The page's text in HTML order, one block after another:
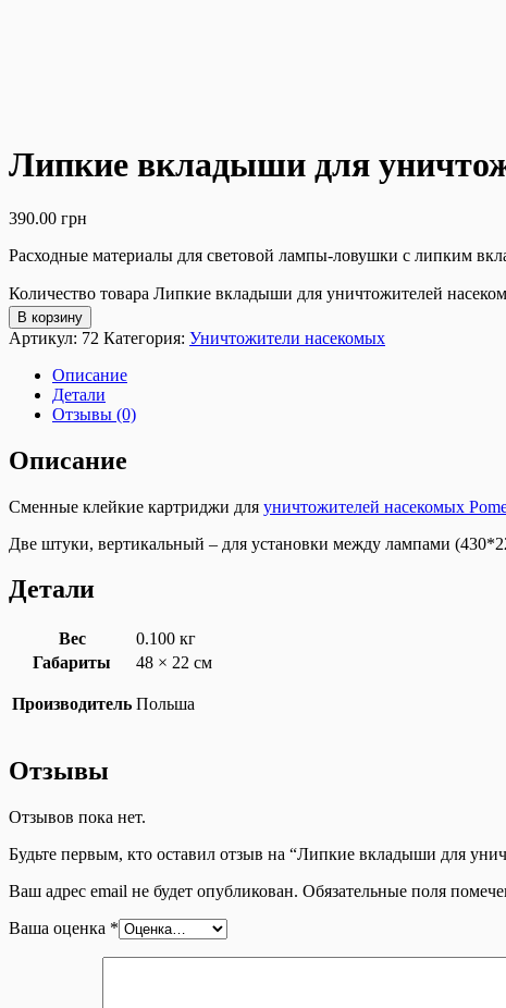
Липкие вкладыши для
390.00 грн
Расходные материалы для световой лампы-ловушки с липким
Количество товара Липкие вкладыши для уничтожителей
В корзину
Артикул: 72 Категория: Уничтожители насекомых
Описание
Детали
Отзывы (0)
Описание
Сменные клейкие картриджи для уничтожителей насекомых
Две штуки, вертикальный – для установки между лампами
Детали
Вес
0.100 кг
Габариты
48 × 22 см
Производитель Польша
Отзывы
Отзывов пока нет.
Будьте первым, кто оставил отзыв на “Липкие вкладыши для
Ваш адрес email не будет опубликован. Обязательные поля
Ваша оценка *